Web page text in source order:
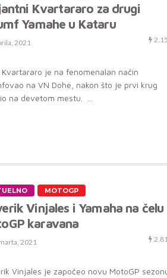
Kvartararo za drugi
Yamahe u Kataru
2021
Kvartararo je na fenomenalan način
na VN Dohe, nakon što je prvi krug
na devetom mestu. ...
MOTOGP
Vinjales i Yamaha na čelu
karavana
2021
Vinjales je započeo novu MotoGP